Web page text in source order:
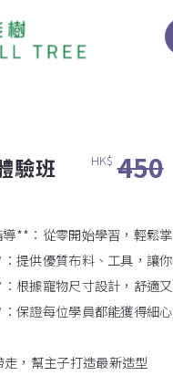
驗班 HK$ 450
**：從零開始學習，輕鬆掌
提供優質布料、工具，讓
根據寵物尺寸設計，舒適又
保證每位學員都能獲得細心
，幫主子打造最新造型